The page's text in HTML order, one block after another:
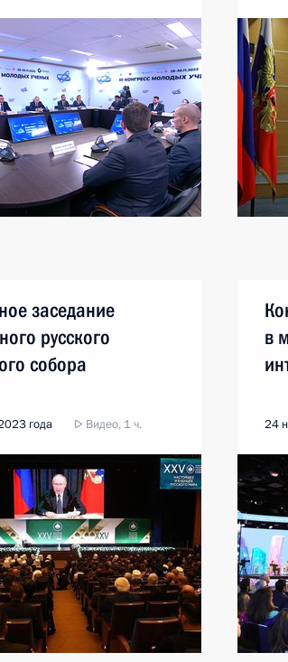
заседание
русского
собора
года Видео, 1 ч.
в
24